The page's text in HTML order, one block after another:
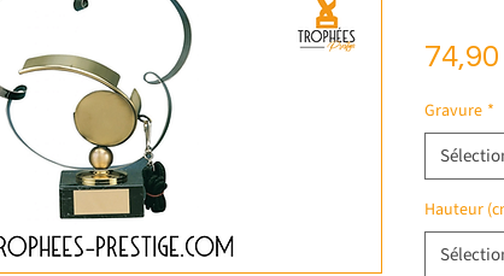
Gravure *
Hauteur